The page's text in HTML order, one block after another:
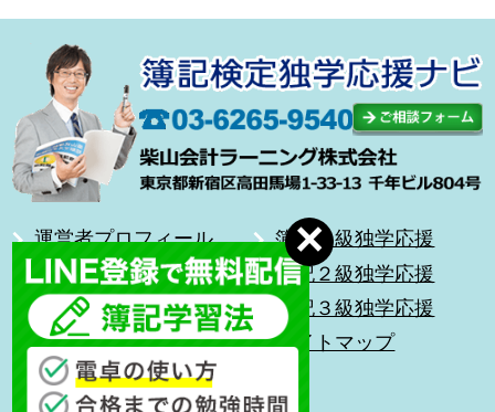
運営者プロフィール
合格体験記
無料メール講座
前を向いて歩こう
キッズ簿記
簿記１級独学応援
簿記２級独学応援
簿記３級独学応援
サイトマップ